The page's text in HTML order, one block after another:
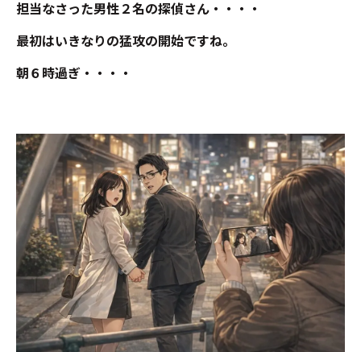
担当なさった男性２名の探偵さん・・・・
最初はいきなりの猛攻の開始ですね。
朝６時過ぎ・・・・